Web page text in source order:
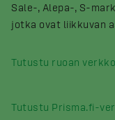
Sale-, Alepa-, S-
jotka ovat liikkuvan
Tutustu ruoan
Tutustu Prisma.fi-